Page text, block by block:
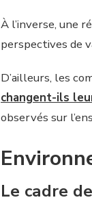
À l’inverse, une
perspectives de
D’ailleurs, les
changent-ils
observés sur
Le cadre